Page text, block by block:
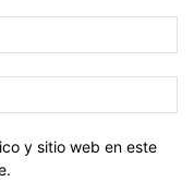
y sitio web en este